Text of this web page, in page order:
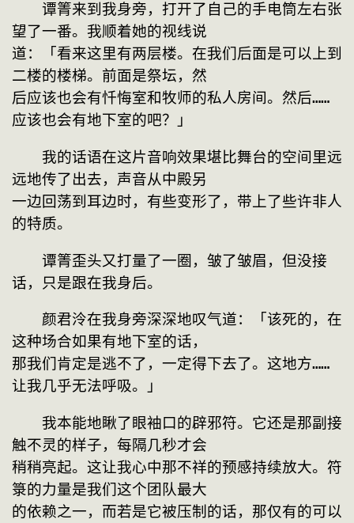
谭箐来到我身旁，打开了自己的手电筒左右张
望了一番。我顺着她的视线说
道：「看来这里有两层楼。在我们后面是可以上到
二楼的楼梯。前面是祭坛，然
后应该也会有忏悔室和牧师的私人房间。然后……
应该也会有地下室的吧？」
我的话语在这片音响效果堪比舞台的空间里远
远地传了出去，声音从中殿另
一边回荡到耳边时，有些变形了，带上了些许非人
的特质。
谭箐歪头又打量了一圈，皱了皱眉，但没接
话，只是跟在我身后。
颜君泠在我身旁深深地叹气道：「该死的，在
这种场合如果有地下室的话，
那我们肯定是逃不了，一定得下去了。这地方……
让我几乎无法呼吸。」
我本能地瞅了眼袖口的辟邪符。它还是那副接
触不灵的样子，每隔几秒才会
稍稍亮起。这让我心中那不祥的预感持续放大。符
箓的力量是我们这个团队最大
的依赖之一，而若是它被压制的话，那仅有的可以